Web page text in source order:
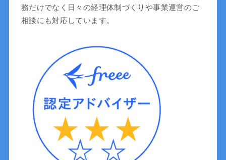
務だけでなく日々の経理体制づくりや事業運営のご
相談にも対応しています。